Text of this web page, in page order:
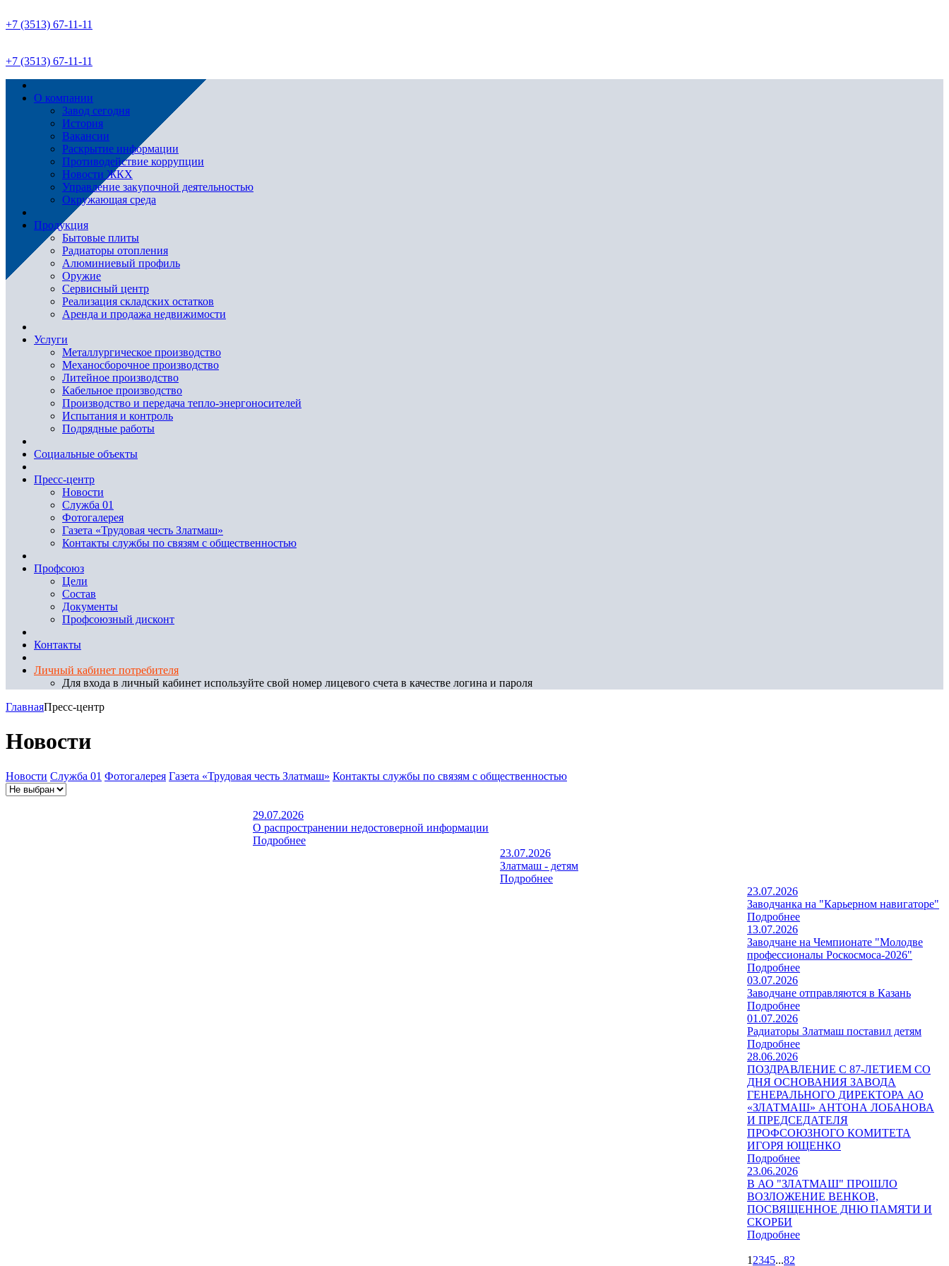
+7 (3513) 67-11-11
+7 (3513) 67-11-11
О компании
Завод сегодня
История
Вакансии
Раскрытие информации
Противодействие коррупции
Новости ЖКХ
Управление закупочной деятельностью
Окружающая среда
Продукция
Бытовые плиты
Радиаторы отопления
Алюминиевый профиль
Оружие
Сервисный центр
Реализация складских остатков
Аренда и продажа недвижимости
Услуги
Металлургическое производство
Механосборочное производство
Литейное производство
Кабельное производство
Производство и передача тепло-энергоносителей
Испытания и контроль
Подрядные работы
Социальные объекты
Пресс-центр
Новости
Служба 01
Фотогалерея
Газета «Трудовая честь Златмаш»
Контакты службы по связям с общественностью
Профсоюз
Цели
Состав
Документы
Профсоюзный дисконт
Контакты
Личный кабинет потребителя
Для входа в личный кабинет используйте свой номер лицевого счета в качестве логина и пароля
ГлавнаяПресс-центр
Новости
Новости Служба 01 Фотогалерея Газета «Трудовая честь Златмаш» Контакты службы по связям с общественностью
29.07.2026
О распространении недостоверной информации
Подробнее
23.07.2026
Златмаш - детям
Подробнее
23.07.2026
Заводчанка на "Карьерном навигаторе"
Подробнее
13.07.2026
Заводчане на Чемпионате "Молодве
профессионалы Роскосмоса-2026"
Подробнее
03.07.2026
Заводчане отправляются в Казань
Подробнее
01.07.2026
Радиаторы Златмаш поставил детям
Подробнее
28.06.2026
ПОЗДРАВЛЕНИЕ С 87-ЛЕТИЕМ СО
ДНЯ ОСНОВАНИЯ ЗАВОДА
ГЕНЕРАЛЬНОГО ДИРЕКТОРА АО
«ЗЛАТМАШ» АНТОНА ЛОБАНОВА
И ПРЕДСЕДАТЕЛЯ
ПРОФСОЮЗНОГО КОМИТЕТА
ИГОРЯ ЮЩЕНКО
Подробнее
23.06.2026
В АО "ЗЛАТМАШ" ПРОШЛО
ВОЗЛОЖЕНИЕ ВЕНКОВ,
ПОСВЯЩЕННОЕ ДНЮ ПАМЯТИ И
СКОРБИ
Подробнее
1 2345...82